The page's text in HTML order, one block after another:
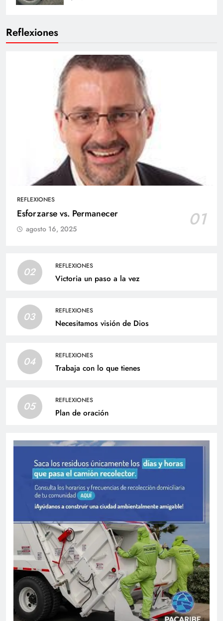
Reflexiones
REFLEXIONES
Esforzarse vs. Permanecer 01
agosto 16, 2025
02 REFLEXIONES
Victoria un paso a la vez
03 REFLEXIONES
Necesitamos visión de Dios
04 REFLEXIONES
Trabaja con lo que tienes
05 REFLEXIONES
Plan de oración